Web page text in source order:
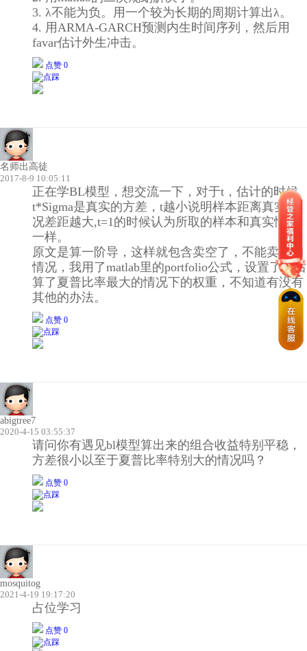
3. λ不能为负。用一个较为长期的周期计算出λ。
4. 用ARMA-GARCH预测内生时间序列，然后用
favar估计外生冲击。
点赞 0
名师出高徒
2017-8-9 10:05:11
正在学BL模型，想交流一下，对于t，估计的时候
t*Sigma是真实的方差，t越小说明样本距离真实情
况差距越大,t=1的时候认为所取的样本和真实情况
一样。
原文是算一阶导，这样就包含卖空了，不能卖空的
情况，我用了matlab里的portfolio公式，设置了之后
算了夏普比率最大的情况下的权重，不知道有没有
其他的办法。
点赞 0
abigtree7
2020-4-15 03:55:37
请问你有遇见bl模型算出来的组合收益特别平稳，
方差很小以至于夏普比率特别大的情况吗？
点赞 0
mosquitog
2021-4-19 19:17:20
占位学习
点赞 0